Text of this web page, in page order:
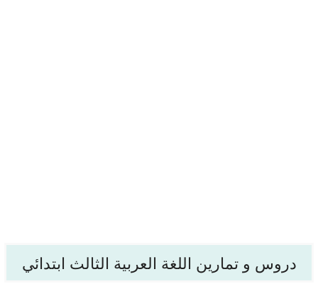
دروس و تمارين اللغة العربية الثالث ابتدائي